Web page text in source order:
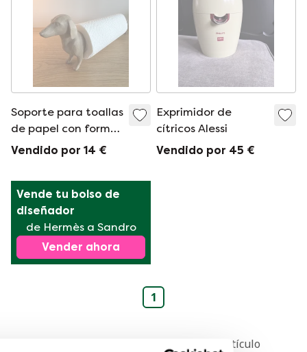
Soporte para toallas
de papel con forma
de perro salchicha |
Color madera
Vendido por 14 €
Exprimidor de
cítricos Alessi
Vendido por 45 €
Vende tu bolso de
diseñador
de Hermès a Sandro
Vender ahora
1
Recibe una notificación cuando el artículo